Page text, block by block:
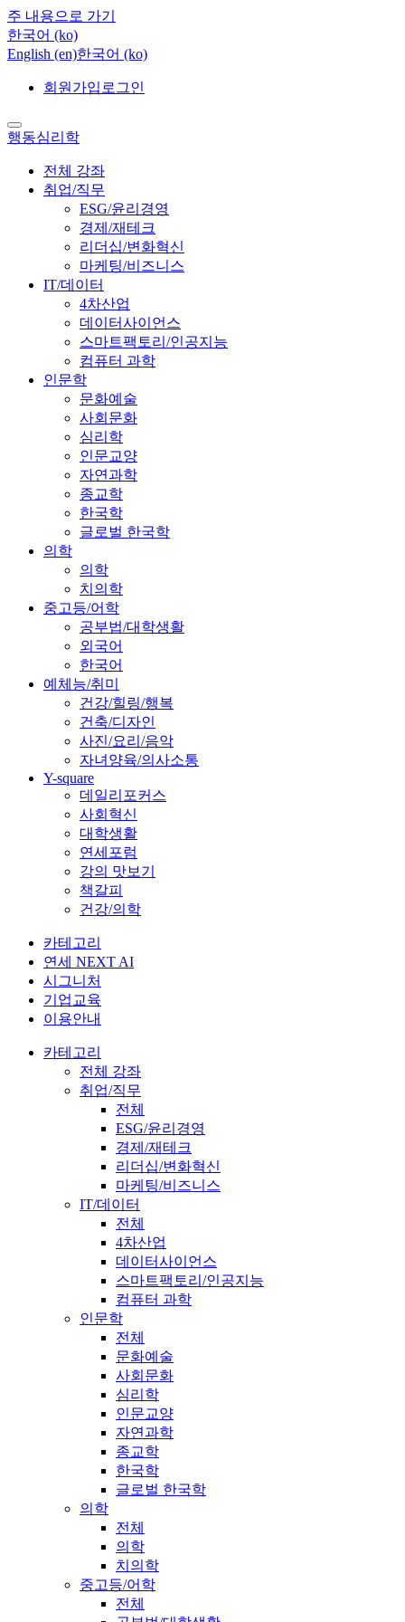
주 내용으로 가기
한국어 ‎(ko)‎
English ‎(en)‎한국어 ‎(ko)‎
회원가입 로그인
행동심리학
전체 강좌
취업/직무
ESG/윤리경영
경제/재테크
리더십/변화혁신
마케팅/비즈니스
IT/데이터
4차산업
데이터사이언스
스마트팩토리/인공지능
컴퓨터 과학
인문학
문화예술
사회문화
심리학
인문교양
자연과학
종교학
한국학
글로벌 한국학
의학
의학
치의학
중고등/어학
공부법/대학생활
외국어
한국어
예체능/취미
건강/힐링/행복
건축/디자인
사진/요리/음악
자녀양육/의사소통
Y-square
데일리포커스
사회혁신
대학생활
연세포럼
강의 맛보기
책갈피
건강/의학
카테고리
연세 NEXT AI
시그니처
기업교육
이용안내
카테고리
전체 강좌
취업/직무
전체
ESG/윤리경영
경제/재테크
리더십/변화혁신
마케팅/비즈니스
IT/데이터
전체
4차산업
데이터사이언스
스마트팩토리/인공지능
컴퓨터 과학
인문학
전체
문화예술
사회문화
심리학
인문교양
자연과학
종교학
한국학
글로벌 한국학
의학
전체
의학
치의학
중고등/어학
전체